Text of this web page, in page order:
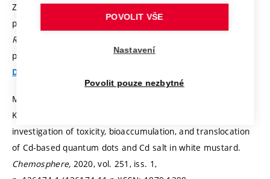
Zero-field propagation of spin waves in waveguides
prepared by focused ion beam direct writing.
Review B,
p. 014436-1 (014436-7 p.)ISSN: 2469-9969.
Detail
MODLITBOVÁ, P.; POŘÍZKA, P.; STŘÍTEŽSKÁ, S.; ZEZULKA, Š.;
KUMMEROVÁ, M.; NOVOTNÝ, K.; KAISER, J. Detail
investigation of toxicity, bioaccumulation, and translocation
of Cd-based quantum dots and Cd salt in white mustard.
Chemosphere, 2020, vol. 251, iss. 1,
POVOLIT VŠE
Nastavení
Povolit pouze nezbytné